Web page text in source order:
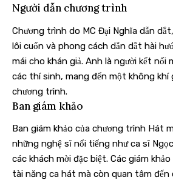
Người dẫn chương trình
Chương trình do MC Đại Nghĩa dẫn
lôi cuốn và phong cách dẫn dắt hài
mái cho khán giả. Anh là người kết nối
các thí sinh, mang đến một không khí
chương trình.
Ban giám khảo
Ban giám khảo của chương trình Hát
những nghệ sĩ nổi tiếng như ca sĩ
các khách mời đặc biệt. Các giám
tài năng ca hát mà còn quan tâm đến